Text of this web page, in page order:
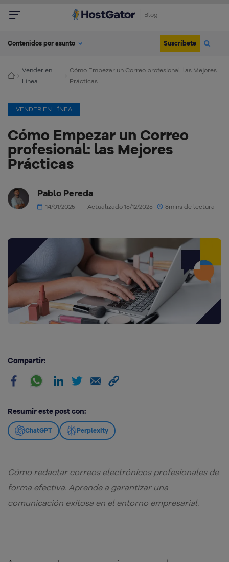
Blog
Contenidos por asunto Suscríbete
Vender en
Línea
Cómo Empezar un Correo profesional: las Mejores
Prácticas
VENDER EN LÍNEA
Cómo Empezar un Correo
profesional: las Mejores
Prácticas
Pablo Pereda
14/01/2025 Actualizado 15/12/2025 8mins de lectura
Compartir:
Resumir este post con:
ChatGPT Perplexity
Cómo redactar correos electrónicos profesionales de
forma efectiva. Aprende a garantizar una
comunicación exitosa en el entorno empresarial.